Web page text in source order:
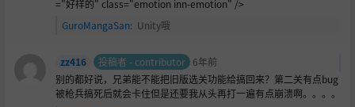
="好样的" class="emotion inn-emotion" />
GuroMangaSan: Unity哦
zz416 投稿者 - contributor 6年前
别的都好说，兄弟能不能把旧版选关功能给搞回来？第二关有点bug
被枪兵搞死后就会卡住但是还要我从头再打一遍有点崩溃啊。。。。